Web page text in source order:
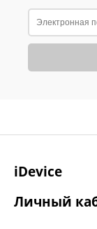
iDevice
Личный